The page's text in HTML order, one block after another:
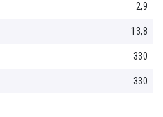
2,9
13,8
330
330